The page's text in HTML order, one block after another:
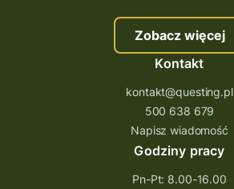
Zobacz więcej
Kontakt
kontakt@questing.pl
500 638 679
Napisz wiadomość
Godziny pracy
Pn-Pt: 8.00-16.00